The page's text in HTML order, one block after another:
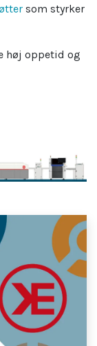
som styrker
høj oppetid og